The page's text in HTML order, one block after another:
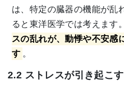
は、特定の臓器の機能が乱
ると東洋医学では考えます。
スの乱れが、動悸や不安感
す 。
2.2 ストレスが引き起こ